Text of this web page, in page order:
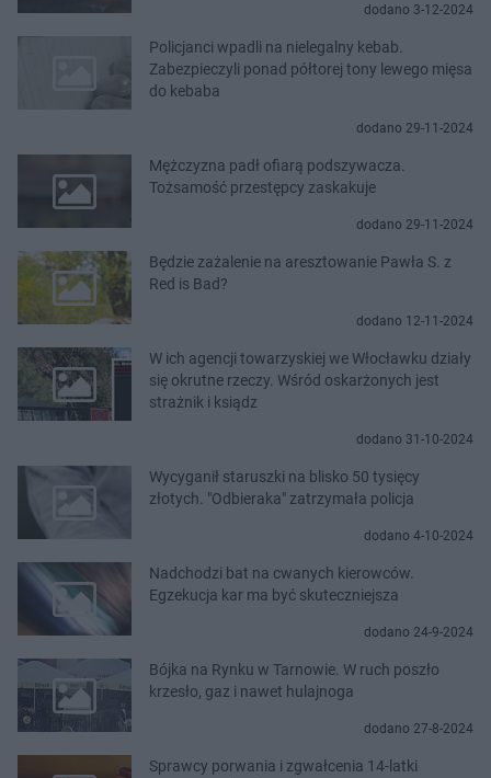
dodano 3-12-2024
Policjanci wpadli na nielegalny kebab.
Zabezpieczyli ponad półtorej tony lewego mięsa
do kebaba
dodano 29-11-2024
Mężczyzna padł ofiarą podszywacza.
Tożsamość przestępcy zaskakuje
dodano 29-11-2024
Będzie zażalenie na aresztowanie Pawła S. z
Red is Bad?
dodano 12-11-2024
W ich agencji towarzyskiej we Włocławku działy
się okrutne rzeczy. Wśród oskarżonych jest
strażnik i ksiądz
dodano 31-10-2024
Wycyganił staruszki na blisko 50 tysięcy
złotych. "Odbieraka" zatrzymała policja
dodano 4-10-2024
Nadchodzi bat na cwanych kierowców.
Egzekucja kar ma być skuteczniejsza
dodano 24-9-2024
Bójka na Rynku w Tarnowie. W ruch poszło
krzesło, gaz i nawet hulajnoga
dodano 27-8-2024
Sprawcy porwania i zgwałcenia 14-latki